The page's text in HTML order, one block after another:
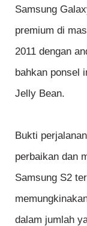
Samsung
premium di
2011 dengan
bahkan ponsel
Jelly Bean.
Bukti
perbaikan dan
Samsung S2
dalam jumlah